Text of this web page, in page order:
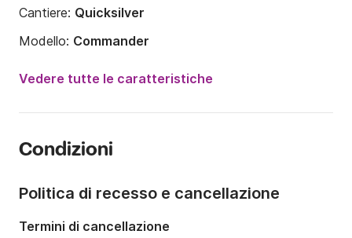
Cantiere: Quicksilver
Modello: Commander
150CV
Portata massima persone:
Vedere tutte le caratteristiche
Condizioni
Politica di recesso e cancellazione
Termini di cancellazione